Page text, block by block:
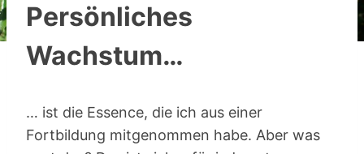
Persönliches
Wachstum…
… ist die Essence, die ich aus einer
Fortbildung mitgenommen habe. Aber was